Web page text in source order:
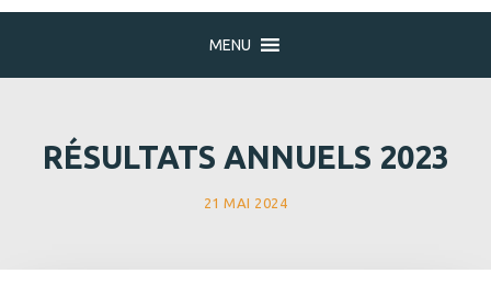
MENU
RÉSULTATS ANNUELS 2023
21 MAI 2024